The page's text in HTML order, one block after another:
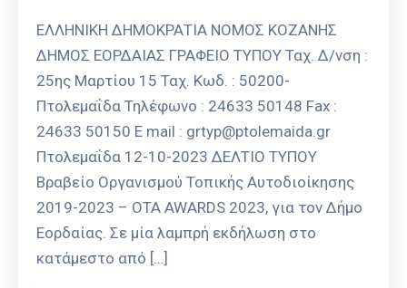
ΕΛΛΗΝΙΚΗ ΔΗΜΟΚΡΑΤΙΑ ΝΟΜΟΣ ΚΟΖΑΝΗΣ
ΔΗΜΟΣ ΕΟΡΔΑΙΑΣ ΓΡΑΦΕΙΟ ΤΥΠΟΥ Ταχ. Δ/νση :
25ης Μαρτίου 15 Ταχ. Κωδ. : 50200-
Πτολεμαΐδα Τηλέφωνο : 24633 50148 Fax :
24633 50150 E mail : grtyp@ptolemaida.gr
Πτολεμαΐδα 12-10-2023 ΔΕΛΤΙΟ ΤΥΠΟΥ
Βραβείο Οργανισμού Τοπικής Αυτοδιοίκησης
2019-2023 – OTA AWARDS 2023, για τον Δήμο
Εορδαίας. Σε μία λαμπρή εκδήλωση στο
κατάμεστο από […]